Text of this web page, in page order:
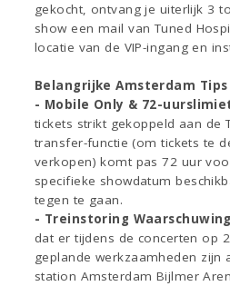
gekocht, ontvang je uiterlijk 3
show een mail van Tuned
locatie van de VIP-ingang en
Belangrijke Amsterdam Tips
- Mobile Only & 72-
tickets strikt gekoppeld aan de
transfer-functie (om tickets te
verkopen) komt pas 72 uur
specifieke showdatum
tegen te gaan.
- Treinstoring
dat er tijdens de concerten op
geplande werkzaamheden
station Amsterdam Bijlmer